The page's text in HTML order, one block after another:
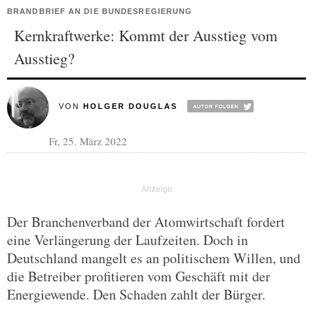
BRANDBRIEF AN DIE BUNDESREGIERUNG
Kernkraftwerke: Kommt der Ausstieg vom
Ausstieg?
VON HOLGER DOUGLAS
Fr, 25. März 2022
Der Branchenverband der Atomwirtschaft fordert
eine Verlängerung der Laufzeiten. Doch in
Deutschland mangelt es an politischem Willen, und
die Betreiber profitieren vom Geschäft mit der
Energiewende. Den Schaden zahlt der Bürger.